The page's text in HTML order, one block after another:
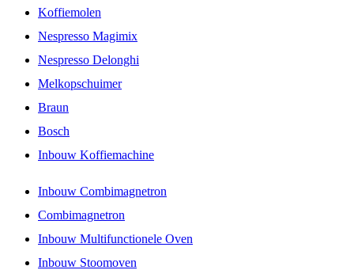
Koffiemolen
Nespresso Magimix
Nespresso Delonghi
Melkopschuimer
Braun
Bosch
Inbouw Koffiemachine
Inbouw Combimagnetron
Combimagnetron
Inbouw Multifunctionele Oven
Inbouw Stoomoven